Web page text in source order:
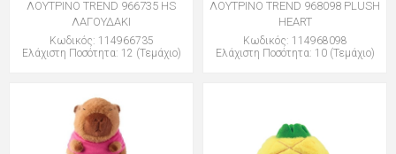
ΛΟΥΤΡΙΝΟ TREND 966735 HS
ΛΑΓΟΥΔΑΚΙ
Κωδικός: 114966735
Ελάχιστη Ποσότητα: 12 (Τεμάχιο)
ΛΟΥΤΡΙΝΟ TREND 968098 PLUSH
HEART
Κωδικός: 114968098
Ελάχιστη Ποσότητα: 10 (Τεμάχιο)